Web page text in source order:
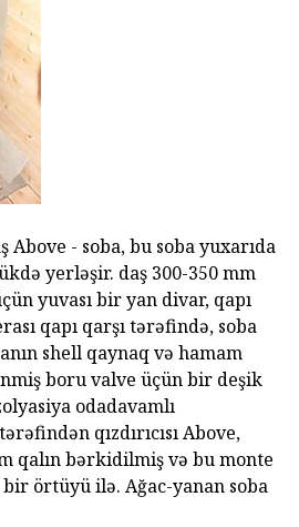
Above - soba, bu soba yuxarıda
yerləşir. daş 300-350 mm
yuvası bir yan divar, qapı
qapı qarşı tərəfində, soba
shell qaynaq və hamam
boru valve üçün bir deşik
odadavamlı
qızdırıcısı Above,
qalın bərkidilmiş və bu monte
örtüyü ilə. Ağac-yanan soba